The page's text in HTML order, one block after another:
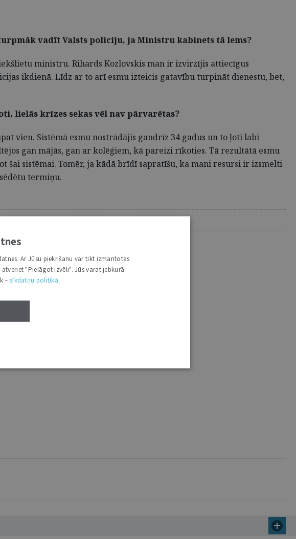
vadīt Valsts policiju, ja Ministru kabinets tā lems?
ministru. Rihards Kozlovskis man ir izvirzījis attiecīgus
ikdienā. Līdz ar to arī esmu izteicis gatavību turpināt dienestu, bet,
lielās krīzes sekas vēl nav pārvarētas?
vien. Sistēmā esmu nostrādājis gandrīz 34 gadus un to ļoti labi
gan mājās, gan ar kolēģiem, kā pareizi rīkoties. Tā rezultātā esmu
šai sistēmai. Tomēr, ja kādā brīdī sapratīšu, ka mani resursi ir izsmelti
termiņu.
abonentam.
Ar Jūsu piekrišanu var tikt izmantotas
"Pielāgot izvēli". Jūs varat jebkurā
– sīkdatņu politikā.